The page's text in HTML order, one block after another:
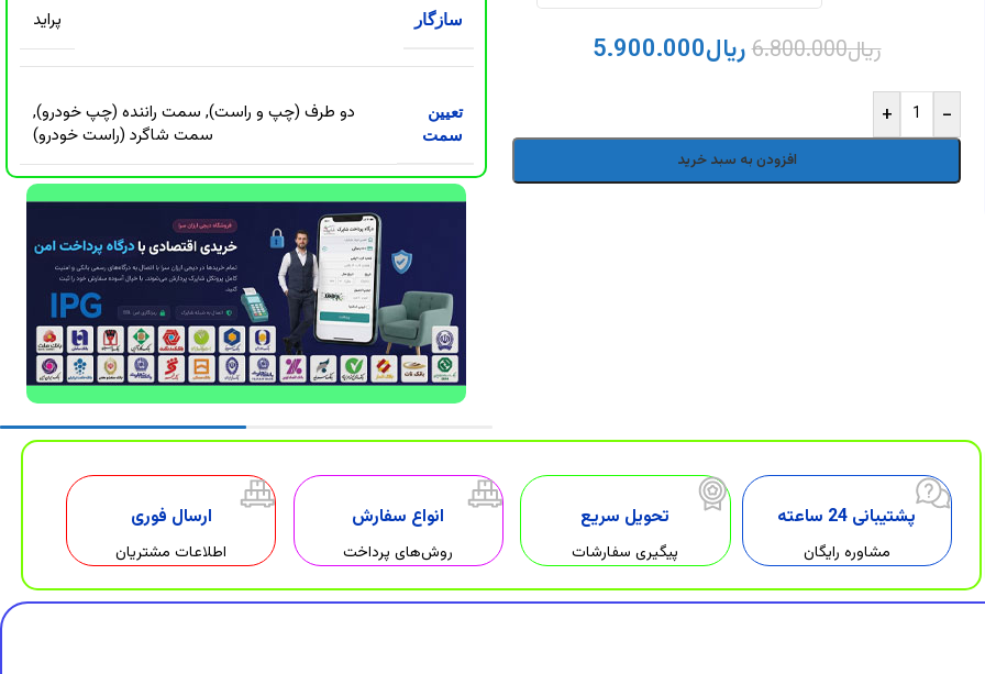
ریال6.800.000ریال5.900.000
-
+
افزودن به سبد خرید
سازگار پراید
تعیین
سمت
دو طرف (چپ و راست), سمت راننده (چپ خودرو),
سمت شاگرد (راست خودرو)
پشتیبانی 24 ساعته
مشاوره رایگان
تحویل سریع
پیگیری سفارشات
انواع سفارش
روش‌های پرداخت
ارسال فوری
اطلاعات مشتریان